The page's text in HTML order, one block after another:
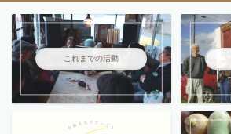
これまでの活動